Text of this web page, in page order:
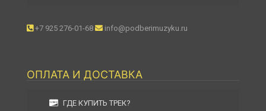
+7 925 276-01-68 info@podberimuzyku.ru
ОПЛАТА И ДОСТАВКА
ГДЕ КУПИТЬ ТРЕК?